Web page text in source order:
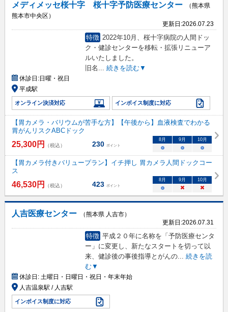
メディメッセ桜十字 桜十字予防医療センター
（熊本県
熊本市中央区）
更新日:2026.07.23
特徴 2022年10月、桜十字病院の人間ドッ
ク・健診センターを移転・拡張リニューア
ルいたしました。
旧名 ... 続きを読む▼
休診日:日曜・祝日
平成駅
オンライン決済対応 インボイス制度に対応
【胃カメラ・バリウムが苦手な方】【午後から】血液検査でわかる
胃がんリスクABCドック
25,300円 （税込） 230 ポイント
8月 9月 10月
○ ○ ○
【胃カメラ付きバリュープラン】イチ押し 胃カメラ人間ドックコー
ス
46,530円 （税込） 423 ポイント
8月 9月 10月
○ × ×
人吉医療センター
（熊本県 人吉市）
更新日:2026.07.31
特徴 平成２０年に名称を「予防医療センタ
ー」に変更し、新たなスタートを切って以
来、健診後の事後指導とがんの... 続きを読
む▼
休診日:土曜日・日曜日・祝日・年末年始
人吉温泉駅 / 人吉駅
インボイス制度に対応